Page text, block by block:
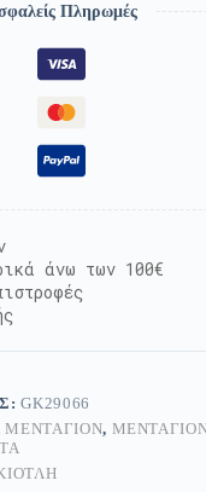
Πληρωμές
άνω των 100€
GK29066
ΜΕΝΤΑΓΙΌΝ,